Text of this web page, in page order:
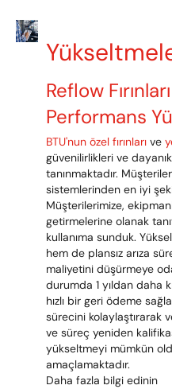
Reflow
Performans
BTU'nun özel fırınları ve
güvenilirlikleri ve
tanınmaktadır.
sistemlerinden en iyi
Müşterilerimize,
getirmelerine olanak
kullanıma sunduk.
hem de plansız arıza
maliyetini düşürmeye
durumda 1 yıldan daha
hızlı bir geri ödeme
sürecini kolaylaştırarak
ve süreç yeniden
yükseltmeyi mümkün
amaçlamaktadır.
Daha fazla bilgi edinin